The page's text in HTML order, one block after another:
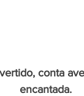
conta
encantada.